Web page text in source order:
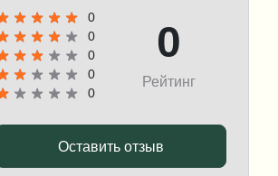
0
0
0
0
0
0
Рейтинг
Оставить отзыв